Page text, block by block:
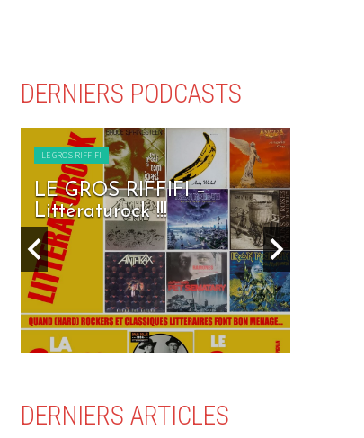
DERNIERS PODCASTS
LE GROS RIFFIFI
LE GROS RIFFIFI – Seven
Days To Rock !!!
DERNIERS ARTICLES